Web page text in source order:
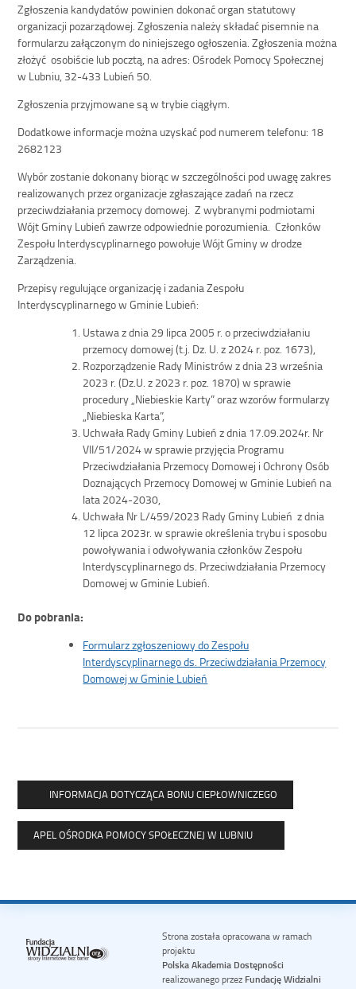
Zgłoszenia kandydatów powinien dokonać organ statutowy
organizacji pozarządowej. Zgłoszenia należy składać pisemnie na
formularzu załączonym do niniejszego ogłoszenia. Zgłoszenia można
złożyć osobiście lub pocztą, na adres: Ośrodek Pomocy Społecznej
w Lubniu, 32-433 Lubień 50.
Zgłoszenia przyjmowane są w trybie ciągłym.
Dodatkowe informacje można uzyskać pod numerem telefonu: 18
2682123
Wybór zostanie dokonany biorąc w szczególności pod uwagę zakres
realizowanych przez organizacje zgłaszające zadań na rzecz
przeciwdziałania przemocy domowej. Z wybranymi podmiotami
Wójt Gminy Lubień zawrze odpowiednie porozumienia. Członków
Zespołu Interdyscyplinarnego powołuje Wójt Gminy w drodze
Zarządzenia.
Przepisy regulujące organizację i zadania Zespołu
Interdyscyplinarnego w Gminie Lubień:
Ustawa z dnia 29 lipca 2005 r. o przeciwdziałaniu
przemocy domowej (t.j. Dz. U. z 2024 r. poz. 1673),
Rozporządzenie Rady Ministrów z dnia 23 września
2023 r. (Dz.U. z 2023 r. poz. 1870) w sprawie
procedury „Niebieskie Karty” oraz wzorów formularzy
„Niebieska Karta”,
Uchwała Rady Gminy Lubień z dnia 17.09.2024r. Nr
VII/51/2024 w sprawie przyjęcia Programu
Przeciwdziałania Przemocy Domowej i Ochrony Osób
Doznających Przemocy Domowej w Gminie Lubień na
lata 2024-2030,
Uchwała Nr L/459/2023 Rady Gminy Lubień z dnia
12 lipca 2023r. w sprawie określenia trybu i sposobu
powoływania i odwoływania członków Zespołu
Interdyscyplinarnego ds. Przeciwdziałania Przemocy
Domowej w Gminie Lubień.
Do pobrania:
Formularz zgłoszeniowy do Zespołu
Interdyscyplinarnego ds. Przeciwdziałania Przemocy
Domowej w Gminie Lubień
INFORMACJA DOTYCZĄCA BONU CIEPŁOWNICZEGO
APEL OŚRODKA POMOCY SPOŁECZNEJ W LUBNIU
Strona została opracowana w ramach
projektu
Polska Akademia Dostępności
realizowanego przez Fundację Widzialni